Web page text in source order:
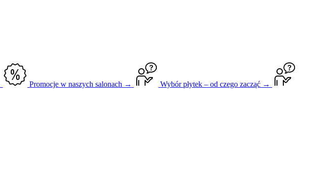
Promocje w naszych salonach → Wybór płytek – od czego zacząć →